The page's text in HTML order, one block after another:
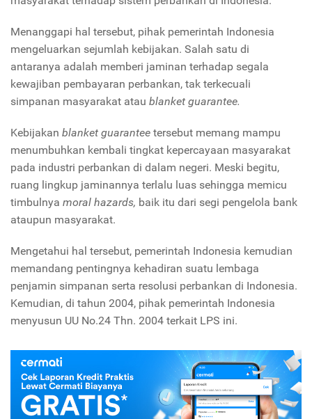
Menanggapi hal tersebut, pihak pemerintah Indonesia
mengeluarkan sejumlah kebijakan. Salah satu di
antaranya adalah memberi jaminan terhadap segala
kewajiban pembayaran perbankan, tak terkecuali
simpanan masyarakat atau blanket guarantee.
Kebijakan blanket guarantee tersebut memang mampu
menumbuhkan kembali tingkat kepercayaan masyarakat
pada industri perbankan di dalam negeri. Meski begitu,
ruang lingkup jaminannya terlalu luas sehingga memicu
timbulnya moral hazards, baik itu dari segi pengelola bank
ataupun masyarakat.
Mengetahui hal tersebut, pemerintah Indonesia kemudian
memandang pentingnya kehadiran suatu lembaga
penjamin simpanan serta resolusi perbankan di Indonesia.
Kemudian, di tahun 2004, pihak pemerintah Indonesia
menyusun UU No.24 Thn. 2004 terkait LPS ini.